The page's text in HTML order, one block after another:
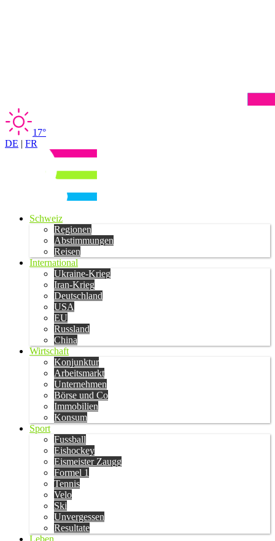
17°
DE | FR
Schweiz
Regionen
Abstimmungen
Reisen
International
Ukraine-Krieg
Iran-Krieg
Deutschland
USA
EU
Russland
China
Wirtschaft
Konjunktur
Arbeitsmarkt
Unternehmen
Börse und Co
Immobilien
Konsum
Sport
Fussball
Eishockey
Eismeister Zaugg
Formel 1
Tennis
Velo
Ski
Unvergessen
Resultate
Leben